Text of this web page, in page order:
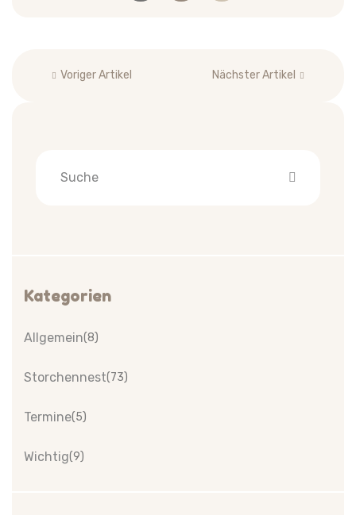
Beitragsnavigation
Voriger Artikel Nächster Artikel
Kategorien
Allgemein(8)
Storchennest(73)
Termine(5)
Wichtig(9)